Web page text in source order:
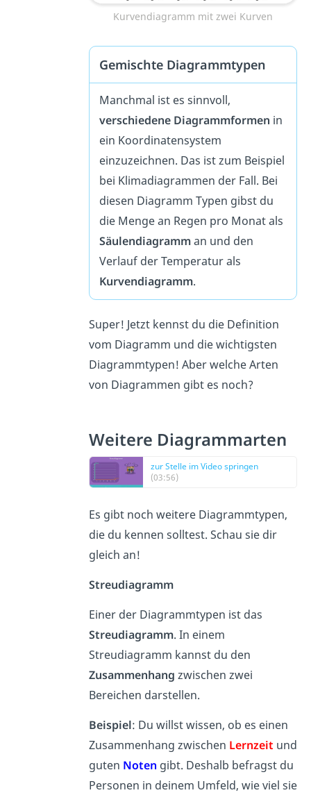
Kurvendiagramm mit zwei Kurven
Gemischte Diagrammtypen
Manchmal ist es sinnvoll,
verschiedene Diagrammformen in
ein Koordinatensystem
einzuzeichnen. Das ist zum Beispiel
bei Klimadiagrammen der Fall. Bei
diesen Diagramm Typen gibst du
die Menge an Regen pro Monat als
Säulendiagramman und den
Verlauf der Temperatur als
Kurvendiagramm.
Super! Jetzt kennst du die Definition
vom Diagramm und die wichtigsten
Diagrammtypen! Aber welche Arten
von Diagrammen gibt es noch?
Weitere Diagrammarten
zur Stelle im Video springen
(03:56)
Es gibt noch weitere Diagrammtypen,
die du kennen solltest. Schau sie dir
gleich an!
Streudiagramm
Einer der Diagrammtypen ist das
Streudiagramm. In einem
Streudiagramm kannst du den
Zusammenhang zwischen zwei
Bereichen darstellen.
Beispiel: Du willst wissen, ob es einen
Zusammenhang zwischen Lernzeit und
guten Noten gibt. Deshalb befragst du
Personen in deinem Umfeld, wie viel sie